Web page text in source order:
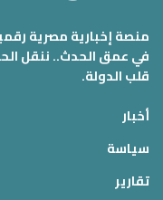
منصة إخبارية مصرية
في عمق الحدث.. ننقل
قلب الدولة.
أخبار
سياسة
تقارير